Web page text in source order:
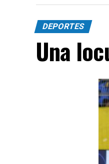
DEPORTES
Una